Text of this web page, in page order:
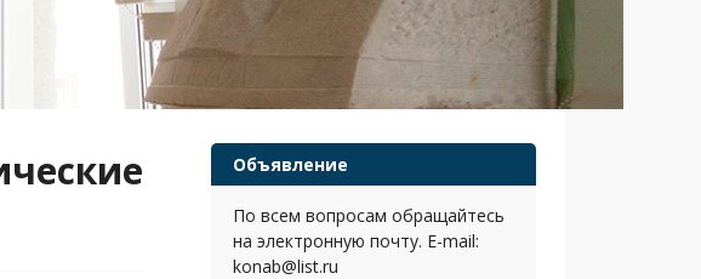
Объявление
По всем вопросам обращайтесь
на электронную почту. E-mail:
konab@list.ru